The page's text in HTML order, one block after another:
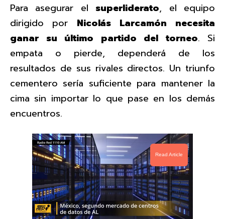
Para asegurar el superliderato, el equipo
dirigido por Nicolás Larcamón
necesita
ganar su último partido del torneo. Si
empata o pierde, dependerá de los
resultados de sus rivales directos. Un triunfo
cementero sería suficiente para mantener la
cima sin importar lo que pase en los demás
encuentros.
Read Article